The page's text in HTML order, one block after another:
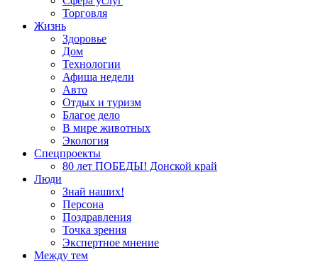
Торговля
Жизнь
Здоровье
Дом
Технологии
Афиша недели
Авто
Отдых и туризм
Благое дело
В мире животных
Экология
Спецпроекты
80 лет ПОБЕДЫ! Донской край
Люди
Знай наших!
Персона
Поздравления
Точка зрения
Экспертное мнение
Между тем